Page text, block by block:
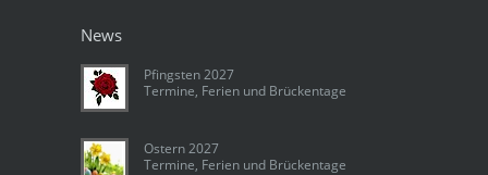
News
Pfingsten 2027
Termine, Ferien und Brückentage
Ostern 2027
Termine, Ferien und Brückentage